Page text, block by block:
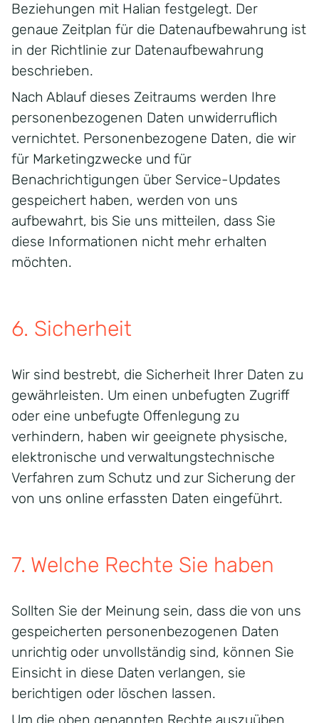
Beziehungen mit Halian festgelegt. Der
genaue Zeitplan für die Datenaufbewahrung ist
in der Richtlinie zur Datenaufbewahrung
beschrieben.
Nach Ablauf dieses Zeitraums werden Ihre
personenbezogenen Daten unwiderruflich
vernichtet. Personenbezogene Daten, die wir
für Marketingzwecke und für
Benachrichtigungen über Service-Updates
gespeichert haben, werden von uns
aufbewahrt, bis Sie uns mitteilen, dass Sie
diese Informationen nicht mehr erhalten
möchten.
6. Sicherheit
Wir sind bestrebt, die Sicherheit Ihrer Daten zu
gewährleisten. Um einen unbefugten Zugriff
oder eine unbefugte Offenlegung zu
verhindern, haben wir geeignete physische,
elektronische und verwaltungstechnische
Verfahren zum Schutz und zur Sicherung der
von uns online erfassten Daten eingeführt.
7. Welche Rechte Sie haben
Sollten Sie der Meinung sein, dass die von uns
gespeicherten personenbezogenen Daten
unrichtig oder unvollständig sind, können Sie
Einsicht in diese Daten verlangen, sie
berichtigen oder löschen lassen.